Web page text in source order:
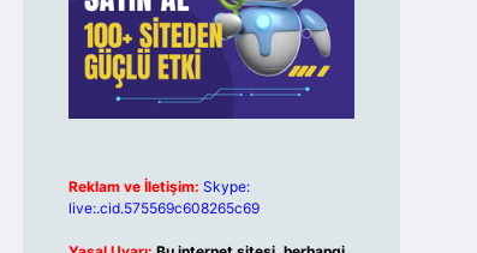
Reklam ve İletişim: Skype:
live:.cid.575569c608265c69